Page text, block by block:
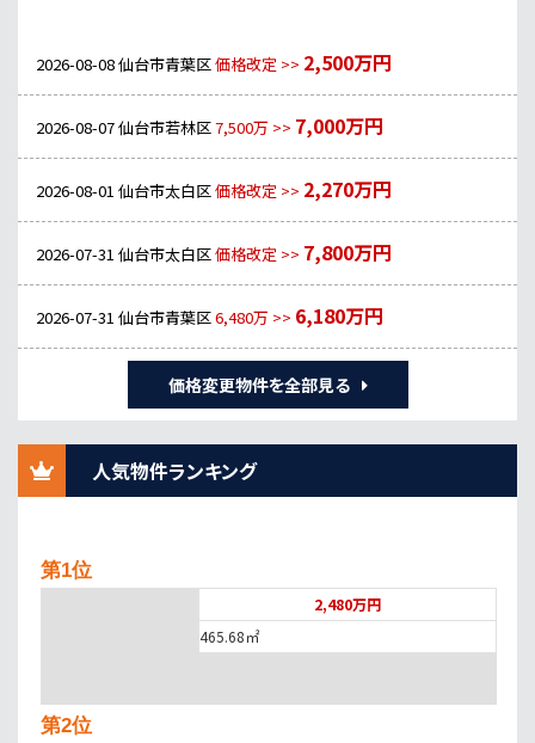
2026-08-08仙台市青葉区価格改定 >> 2,500万円
2026-08-07仙台市若林区7,500万 >> 7,000万円
2026-08-01 仙台市太白区価格改定 >> 2,270万円
2026-07-31 仙台市太白区価格改定 >> 7,800万円
2026-07-31 仙台市青葉区6,480万 >> 6,180万円
価格変更物件を全部見る
人気物件ランキング
第1位
2,480万円
465.68㎡
第2位